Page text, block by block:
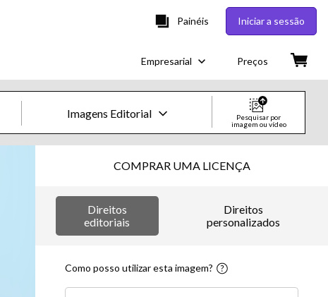
Painéis Iniciar a sessão
Empresarial Preços
Imagens Editorial
Imagens
Creative
Vídeos
Pesquisar por
imagem ou vídeo
COMPRAR UMA LICENÇA
Direitos
editoriais
Direitos
personalizados
Como posso utilizar esta imagem?